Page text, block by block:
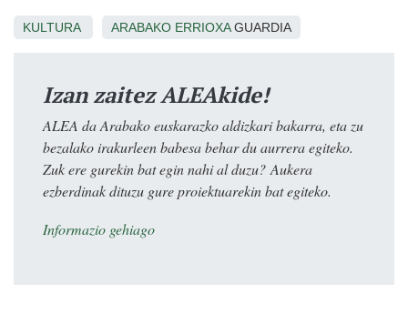
KULTURA ARABAKO ERRIOXAGUARDIA
Izan zaitez ALEAkide!
ALEA da Arabako euskarazko aldizkari bakarra, eta zu
bezalako irakurleen babesa behar du aurrera egiteko.
Zuk ere gurekin bat egin nahi al duzu? Aukera
ezberdinak dituzu gure proiektuarekin bat egiteko.
Informazio gehiago